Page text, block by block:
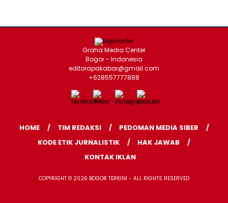
Graha Media Center
Bogor - Indonesia
editorapakabar@gmail.com
+628557777888
HOME TIM REDAKSI
PEDOMAN MEDIA SIBER
KODE ETIK JURNALISTIK
HAK JAWAB
KONTAK IKLAN
COPYRIGHT © 2026 BOGOR TERKINI - ALL RIGHTS RESERVED